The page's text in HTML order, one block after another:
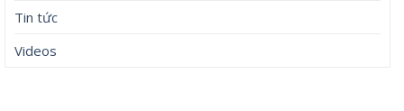
Tin tức
Videos